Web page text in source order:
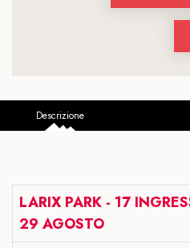
Descrizione
LARIX PARK - 17
29 AGOSTO